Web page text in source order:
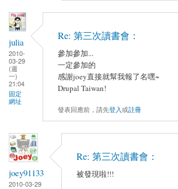
julia
2010-
03-29
(週
一)
21:04
固定
網址
Re: 第三次讀書會：
參加參加...
一定參加的
感謝joey直接就幫我報了名嘿~
Drupal Taiwan!
發表回應前，請先登入或註冊
joey91133
2010-03-29
Re: 第三次讀書會：
被發現啦!!!